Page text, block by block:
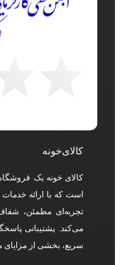
کالای‌خونه
کالای خونه یک
است که با ارائه
تجربه‌ای مطمئن،
می‌کند. پشتیبانی
سریع، بخشی از